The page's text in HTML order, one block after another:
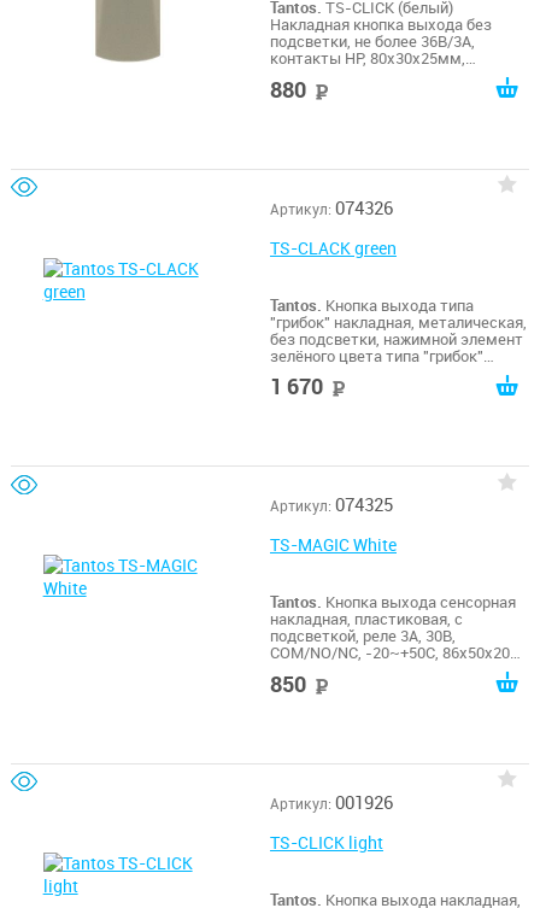
Tantos. TS-CLICK (белый)
Накладная кнопка выхода без
подсветки, не более 36В/3А,
контакты НР, 80х30х25мм,
-20...+55гр.С, цинковый сплав, цвет
покрытия - белый
880
Артикул: 074326
TS-CLACK green
Tantos. Кнопка выхода типа
"грибок" накладная, металическая,
без подсветки, нажимной элемент
зелёного цвета типа "грибок"
36В пост. тока / 3А. Габариты:
1 670
Артикул: 074325
TS-MAGIC White
Tantos. Кнопка выхода сенсорная
накладная, пластиковая, с
подсветкой, реле 3А, 30В,
COM/NO/NC, -20~+50С, 86х50х20
мм, лицевая панель - белого цвета
850
Артикул: 001926
TS-CLICK light
Tantos. Кнопка выхода накладная,